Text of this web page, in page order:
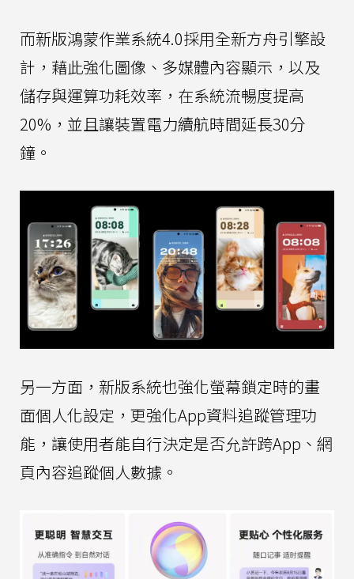
而新版鴻蒙作業系統4.0採用全新方舟引擎設
計，藉此強化圖像、多媒體內容顯示，以及
儲存與運算功耗效率，在系統流暢度提高
20%，並且讓裝置電力續航時間延長30分
鐘。
另一方面，新版系統也強化螢幕鎖定時的畫
面個人化設定，更強化App資料追蹤管理功
能，讓使用者能自行決定是否允許跨App、網
頁內容追蹤個人數據。